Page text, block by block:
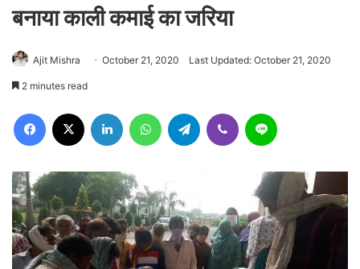
बनाया काली कमाई का जरिया
Ajit Mishra October 21, 2020 Last Updated: October 21, 2020
2 minutes read
Facebook LinkedIn WhatsAppTelegram Viber